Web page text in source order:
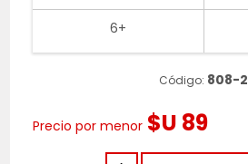
6+
Código: 808-2
Precio por menor $U 89